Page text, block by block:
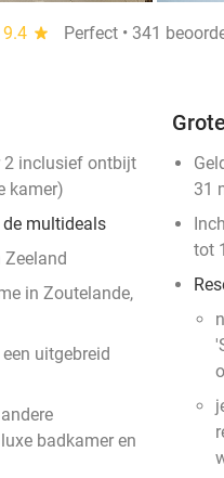
9.4 star
Perfect • 341
2 inclusief ontbijt
kamer)
multideals
in Zoutelande,
uitgebreid
badkamer en
31
tot